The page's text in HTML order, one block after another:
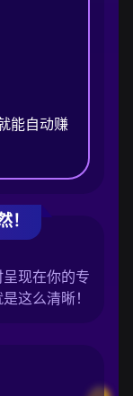
能自动赚
！
现在你的专
这么清晰！